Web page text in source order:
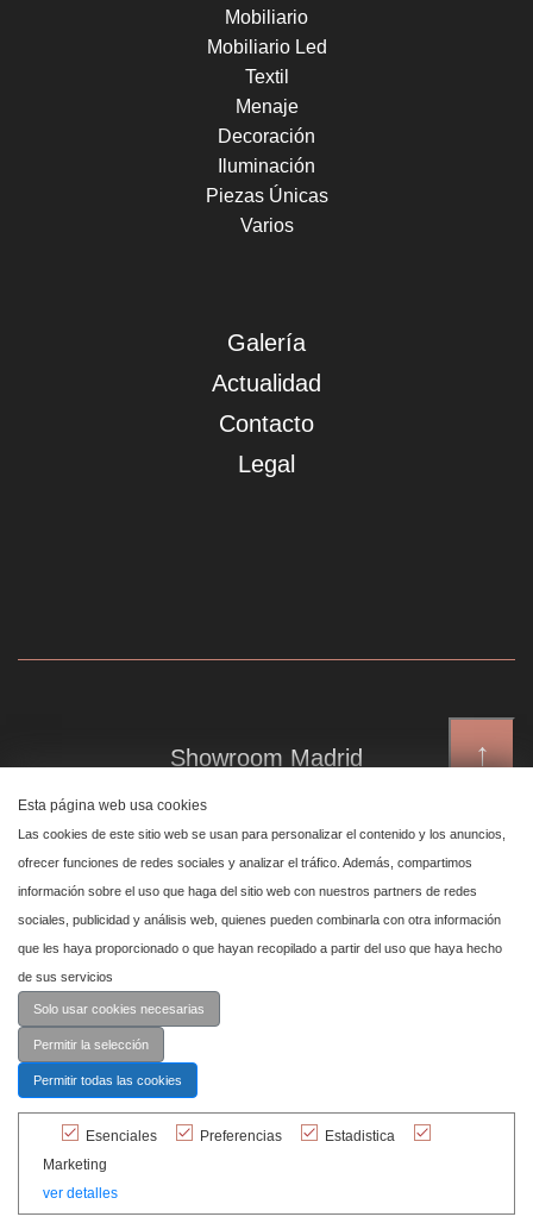
↑
Mobiliario
Mobiliario Led
Textil
Menaje
Decoración
Iluminación
Piezas Únicas
Varios
Galería
Actualidad
Contacto
Legal
Showroom Madrid
Plaza de Canalejas 6, 4 izq
Centro, 28014 Madrid
Showroom Marbella
Polígono Industrial de San Pedro de Alcántara,
calle Reino Unido, primera planta nave 24, 29670 Marbella
Esta página web usa cookies
Las cookies de este sitio web se usan para personalizar el contenido y los anuncios,
ofrecer funciones de redes sociales y analizar el tráfico. Además, compartimos
información sobre el uso que haga del sitio web con nuestros partners de redes
sociales, publicidad y análisis web, quienes pueden combinarla con otra información
que les haya proporcionado o que hayan recopilado a partir del uso que haya hecho
de sus servicios
Solo usar cookies necesarias
Permitir la selección
Permitir todas las cookies
Esenciales Preferencias
Estadistica
Marketing
ver detalles